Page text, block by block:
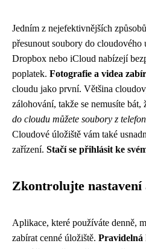
Jedním z nejefektivnějších
přesunout soubory do
Dropbox nebo iCloud nabízejí
poplatek. Fotografie a videa
cloudu jako první. Většina
zálohování, takže se nemusíte bát,
do cloudu můžete soubory z
Cloudové úložiště vám také
zařízení. Stačí se přihlásit ke
Zkontrolujte nastavení
Aplikace, které používáte denně,
zabírat cenné úložiště. Pravidelná